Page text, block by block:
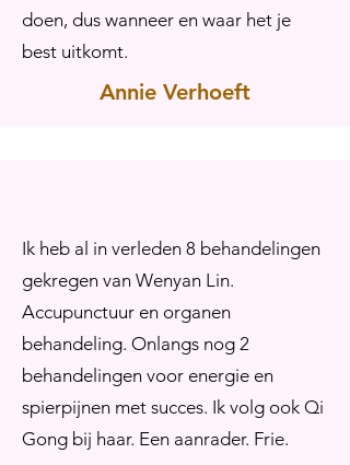
doen, dus wanneer en waar het je
best uitkomt.
Annie Verhoeft
Ik heb al in verleden 8 behandelingen
gekregen van Wenyan Lin.
Accupunctuur en organen
behandeling. Onlangs nog 2
behandelingen voor energie en
spierpijnen met succes. Ik volg ook Qi
Gong bij haar. Een aanrader. Frie.